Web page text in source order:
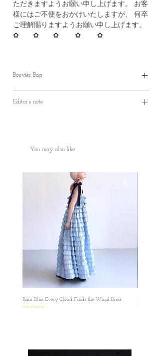
ただきますようお願い申し上げます。 お客
様にはご不便をおかけいたしますが、 何卒
ご理解賜りますようお願い申し上げます。
✿ ✿ ✿ ✿ ✿
Bouvier Bag
*（約10至30個工作天）
✿如現貨售罄，我們會盡快補貨，一般需時
✿ Please make sure that you have read and
understood the Terms before placing the order.
✿Please read the size carefully
MADE IN KOREA
✿ ✿ ✿ ✿ ✿ ✿ ✿
✿Size: 18x12x3 cm
length of strap: 50cm
All dimensions are measured manually with
deviation （ranged）at 1-3cm.
Editor’s note
孭小袋子You may also like
Rain Blue Every Cloud Finds the Wind Dress
Out of stock
Ivory
Out of stock